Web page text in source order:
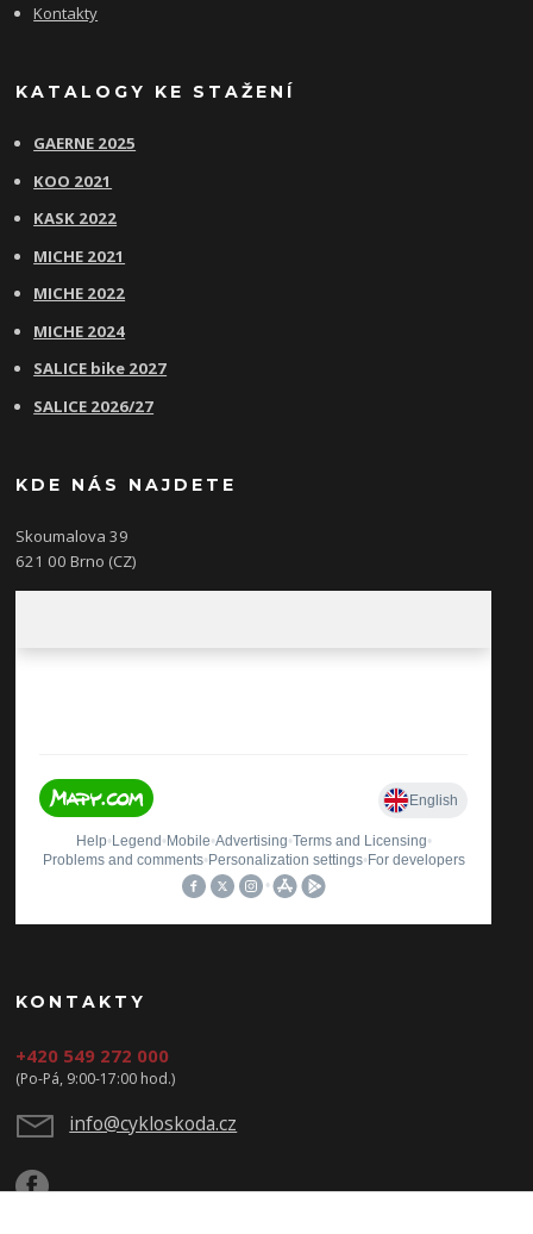
Kontakty
KATALOGY KE STAŽENÍ
GAERNE 2025
KOO 2021
KASK 2022
MICHE 2021
MICHE 2022
MICHE 2024
SALICE bike 2027
SALICE 2026/27
KDE NÁS NAJDETE
Skoumalova 39
621 00 Brno (CZ)
KONTAKTY
+420 549 272 000
(Po-Pá, 9:00-17:00 hod.)
info@cykloskoda.cz